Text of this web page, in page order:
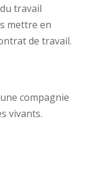
travail
mettre en
de travail.
compagnie
vivants.